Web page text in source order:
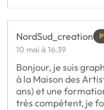
NordSud_creation
10 mai à 16:39
Bonjour, je suis
à la Maison des
ans) et une
très compétent, je